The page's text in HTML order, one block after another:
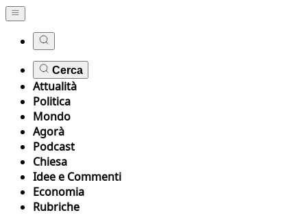
Cerca
Attualità
Politica
Mondo
Agorà
Podcast
Chiesa
Idee e Commenti
Economia
Rubriche